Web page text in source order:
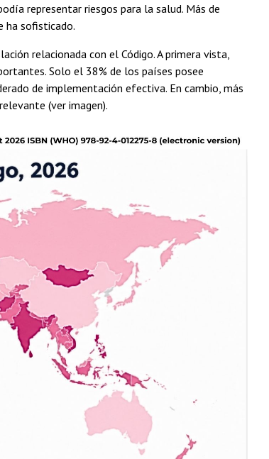
representar riesgos para la salud. Más de
ha sofisticado.
relacionada con el Código. A primera vista,
Solo el 38% de los países posee
de implementación efectiva. En cambio, más
(ver imagen).